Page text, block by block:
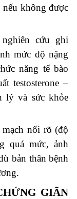
không được
cứu ghi
mức độ nặng
năng tế bào
testosterone –
lý và sức khỏe
nổi rõ (độ
quá mức, ảnh
bản thân bệnh
GIÃN